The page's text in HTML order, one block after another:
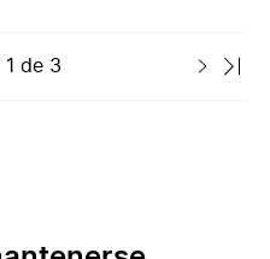
1 de 3